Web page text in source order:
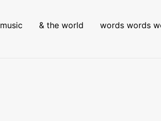
music & the world words words